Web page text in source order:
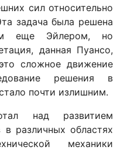
сил относительно
задача была решена
еще Эйлером, но
данная Пуансо,
сложное движение
решения в
почти излишним.
над развитием
различных областях
механики